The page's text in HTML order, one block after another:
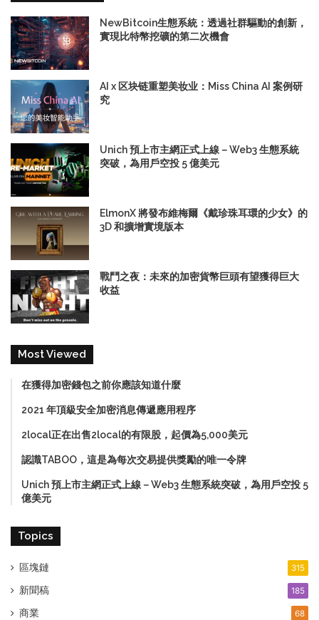
NewBitcoin生態系統：透過社群驅動的創新，
實現比特幣挖礦的第二次機會
AI x 区块链重塑美妆业：Miss China AI 案例研
究
Unich 預上市主網正式上線－Web3 生態系統
突破，為用戶空投 5 億美元
ElmonX 將發布維梅爾《戴珍珠耳環的少女》的
3D 和擴增實境版本
戰鬥之夜：未來的加密貨幣巨頭有望獲得巨大
收益
Most Viewed
在獲得加密錢包之前你應該知道什麼
2021 年頂級安全加密消息傳遞應用程序
2local正在出售2local的有限股，起價為5,000美元
認識TABOO，這是為每次交易提供獎勵的唯一令牌
Unich 預上市主網正式上線－Web3 生態系統突破，為用戶空投 5
億美元
Topics
區塊鏈 315
新聞稿 185
商業 68